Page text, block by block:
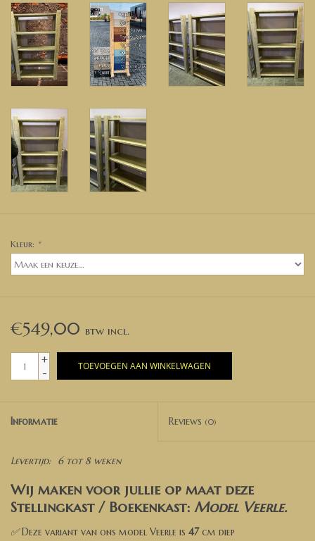
buy-gift-card
Zuilen & Pilaren
Kleur: *
€549,00
+
-
TOEVOEGEN AAN WINKELWAGEN
Informatie Reviews (0)
Levertijd: 6 tot 8 weken
Wij maken voor jullie op maat deze
Stellingkast / Boekenkast: Model Veerle.
✅Deze variant van ons model Veerle is 47cm diep